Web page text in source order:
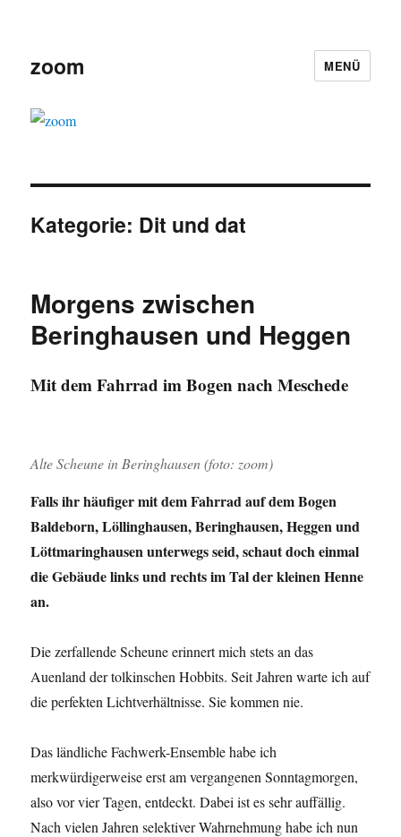
zoom MENÜ
Kategorie: Dit und dat
Morgens zwischen
Beringhausen und Heggen
Mit dem Fahrrad im Bogen nach Meschede
Alte Scheune in Beringhausen (foto: zoom)
Falls ihr häufiger mit dem Fahrrad auf dem Bogen
Baldeborn, Löllinghausen, Beringhausen, Heggen und
Löttmaringhausen unterwegs seid, schaut doch einmal
die Gebäude links und rechts im Tal der kleinen Henne
an.
Die zerfallende Scheune erinnert mich stets an das
Auenland der tolkinschen Hobbits. Seit Jahren warte ich auf
die perfekten Lichtverhältnisse. Sie kommen nie.
Das ländliche Fachwerk-Ensemble habe ich
merkwürdigerweise erst am vergangenen Sonntagmorgen,
also vor vier Tagen, entdeckt. Dabei ist es sehr auffällig.
Nach vielen Jahren selektiver Wahrnehmung habe ich nun